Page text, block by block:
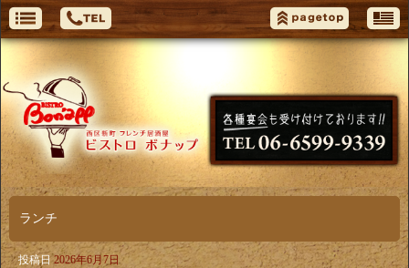
ランチ
投稿日 2026年6月7日